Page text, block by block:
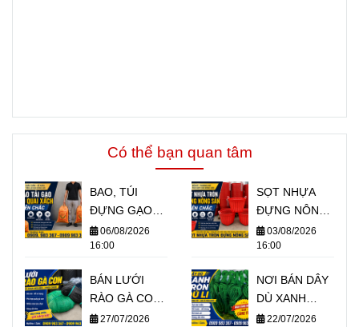
Có thể bạn quan tâm
BAO, TÚI
ĐỰNG GẠO
CÓ QUAI
XÁCH 5KG
TPHCM
06/08/2026
16:00
SỌT NHỰA
ĐỰNG NÔNG
SẢN GIÁ SỈ RẺ
TPHCM
03/08/2026
16:00
BÁN LƯỚI
RÀO GÀ CON
GIÁ SỈ CHO
27/07/2026
NƠI BÁN DÂY
DÙ XANH
TRÒN SỢI
22/07/2026